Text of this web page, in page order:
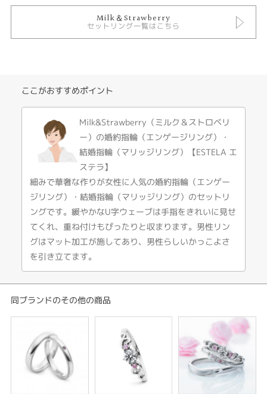
Milk & Strawberry ミルク＆ストロベリー
【ESTELA】 エステラ －星－
グ。緩やかなカーブと流れるダイヤのラインが美しいデザイン。メレダイヤ
はホワイトにも。
いつまでも 出会った頃の気持ちを忘れずにいてほしいと 「運命の象徴」ピ
ンクダイヤに想いを込めて。 幸せな日々が訪れますようにと願いを込めて…
※サイドのピンクダイヤモンドは、ピンクサファイアへ変更が可能です※
ピンクサファイア ￥158,000
ホワイトダイヤモンド ￥158,000
K18（ゴールド）仕様
ピンクダイヤモンド ￥313,600
Milk＆Strawberry
セットリング一覧はこちら
ここがおすすめポイント
Milk&Strawberry（ミルク＆ストロベリ
ー）の婚約指輪（エンゲージリング）・
結婚指輪（マリッジリング）【ESTELA エ
ステラ】
細みで華奢な作りが女性に人気の婚約指輪（エンゲー
ジリング）・結婚指輪（マリッジリング）のセットリ
ングです。緩やかなU字ウェーブは手指をきれいに見せ
てくれ、重ね付けもぴったりと収まります。男性リン
グはマット加工が施してあり、男性らしいかっこよさ
を引き立てます。
同ブランドのその他の商品